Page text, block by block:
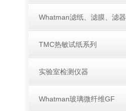
Whatman滤纸、滤膜、滤器
TMC热敏试纸系列
实验室检测仪器
Whatman玻璃微纤维GF